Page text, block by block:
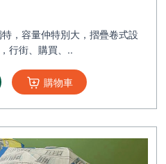
，容量仲特別大，摺疊卷式設
行街、購買、..
購物車